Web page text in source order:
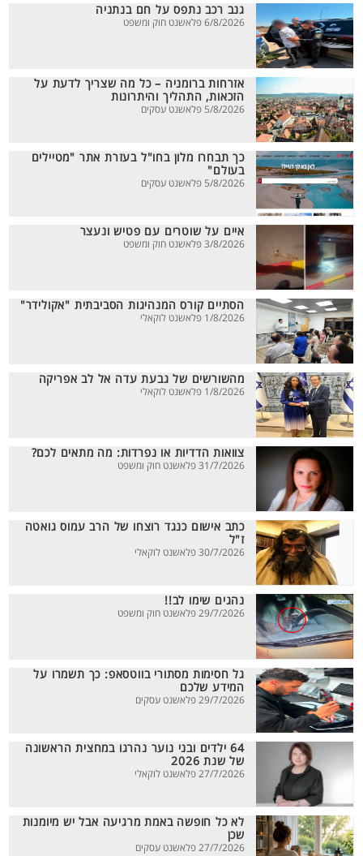
גנב רכב נתפס על חם בנתניה
6/8/2026 פלאשנט חוק ומשפט
אזרחות ברומניה – כל מה שצריך לדעת על
הזכאות, התהליך והיתרונות
5/8/2026 פלאשנט עסקים
כך תבחרו מלון בחו"ל בעזרת אתר "מטיילים
בעולם"
5/8/2026 פלאשנט עסקים
איים על שוטרים עם פטיש ונעצר
3/8/2026 פלאשנט חוק ומשפט
הסתיים קורס המנהיגות הסביבתית "אקולידר"
1/8/2026 פלאשנט לוקאלי
מהשורשים של גבעת עדה אל לב אפריקה
1/8/2026 פלאשנט לוקאלי
צוואות הדדיות או נפרדות: מה מתאים לכם?
31/7/2026 פלאשנט חוק ומשפט
כתב אישום כנגד רוצחו של הרב עמוס גואטה
ז"ל
30/7/2026 פלאשנט לוקאלי
נהגים שימו לב!!
29/7/2026 פלאשנט חוק ומשפט
גל חסימות מסתורי בווטסאפ: כך תשמרו על
המידע שלכם
29/7/2026 פלאשנט עסקים
64 ילדים ובני נוער נהרגו במחצית הראשונה
של שנת 2026
27/7/2026 פלאשנט לוקאלי
לא כל חופשה באמת מרגיעה אבל יש מיומנות
שכן
27/7/2026 פלאשנט עסקים